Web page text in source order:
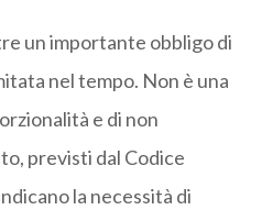
un importante obbligo di
nel tempo. Non è una
e di non
previsti dal Codice
la necessità di